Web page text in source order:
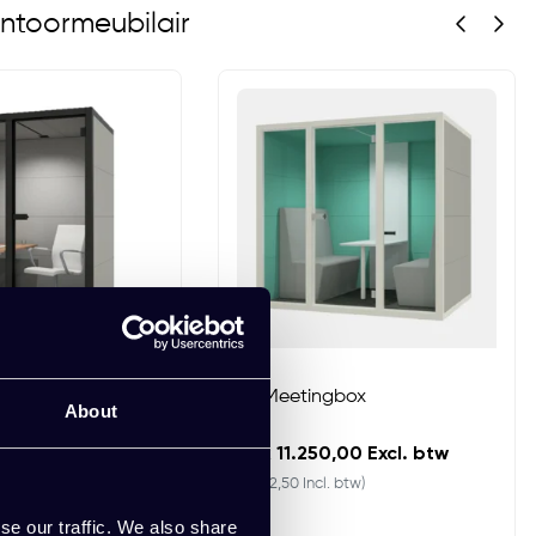
About
our traffic. We also share
Excl. btw
KT Meetingbox
EUR 11.250,00 Excl. btw
(13.612,50 Incl. btw)